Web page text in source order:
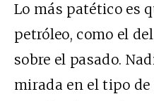
Lo más patético es
petróleo, como el
sobre el pasado.
mirada en el tipo